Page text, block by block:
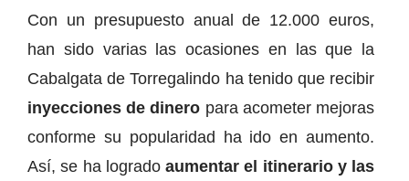
Con un presupuesto anual de 12.000 euros,
han sido varias las ocasiones en las que la
Cabalgata de Torregalindo ha tenido que recibir
inyecciones de dinero para acometer mejoras
conforme su popularidad ha ido en aumento.
Así, se ha logrado aumentar el itinerario y las